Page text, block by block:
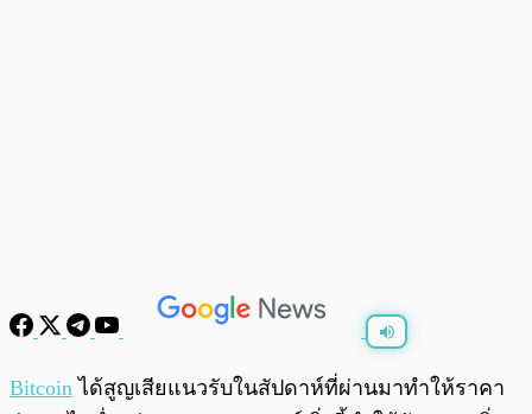
พร้อมเล่น 0:00 /0:00
Bitcoin ได้สูญเสียแนวรับในสัปดาห์ที่ผ่านมาทำให้ราคา